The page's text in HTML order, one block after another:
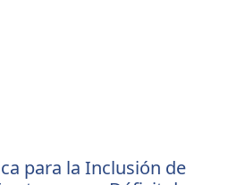
para la Inclusión de